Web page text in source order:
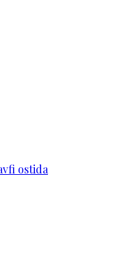
ostida